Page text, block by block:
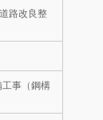
路改良整
事（鋼構